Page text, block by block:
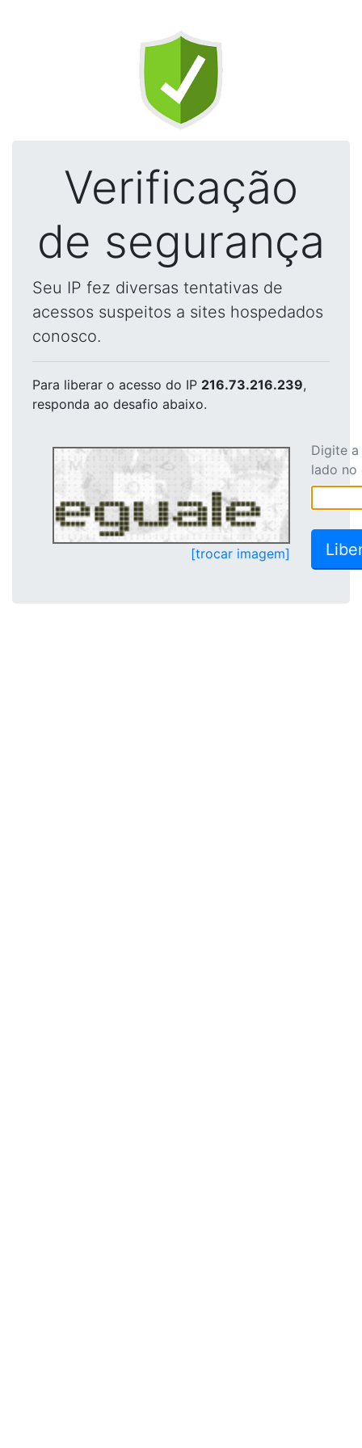
Verificação
de segurança
Seu IP fez diversas tentativas de
acessos suspeitos a sites hospedados
conosco.
Para liberar o acesso do IP 216.73.216.239,
responda ao desafio abaixo.
[trocar imagem]
Digite
lado no